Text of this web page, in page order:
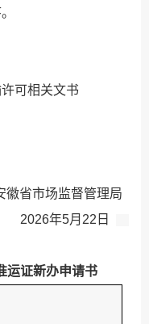
可相关文书
徽省市场监督管理局
2026年5月 22 日
运证新办申请书